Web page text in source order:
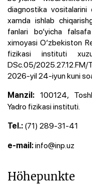
diagnostika vositalarini
xamda ishlab
fanlari bo‘yicha
ximoyasi O‘zbekiston
fizikasi instituti
DSc.05/
2026-yil 24-iyun kuni
Manzil: 100124,
Yadro fizikasi instituti.
Tel.: (71) 289-31-41
e-mail:info@inp.uz
Höhepunkte